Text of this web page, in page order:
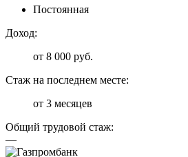
Постоянная
Доход:
от 8 000 руб.
Стаж на последнем месте:
от 3 месяцев
Общий трудовой стаж:
—